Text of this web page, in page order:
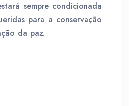
sempre condicionada
para a conservação
da paz.